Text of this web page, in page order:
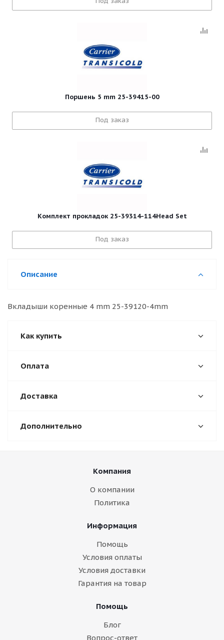
Поршень 5 mm 25-39415-00
Под заказ
Комплект прокладок 25-39314-114Head Set
Под заказ
Описание
Вкладыши коренные 4 mm 25-39120-4mm
Как купить
Оплата
Доставка
Дополнительно
Компания
О компании
Политика
Информация
Помощь
Условия оплаты
Условия доставки
Гарантия на товар
Помощь
Блог
Вопрос-ответ